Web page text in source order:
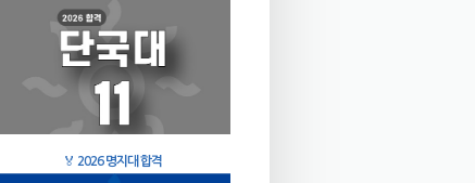
🏅 2026 명지대 합격